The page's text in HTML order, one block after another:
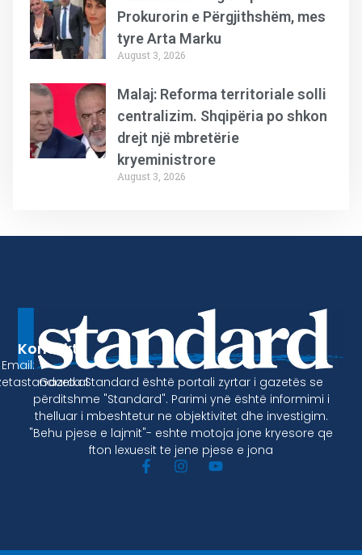
Prokurorin e Përgjithshëm, mes
tyre Arta Marku
August 3, 2026
Malaj: Reforma territoriale solli
centralizim. Shqipëria po shkon
drejt një mbretërie
kryeministrore
August 3, 2026
Gazeta Standard është portali zyrtar i gazetës se
përditshme "Standard". Parimi ynë është informimi i
thelluar i mbeshtetur ne objektivitet dhe investigim.
"Behu pjese e lajmit"- eshte motoja jone kryesore qe
fton lexuesit te jene pjese e jona
Kontakt
Email: